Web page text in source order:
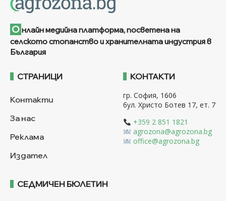
О нлайн медийна платформа, посветена на
селското стопанство и хранителната индустрия в
България
СТРАНИЦИ
Контакти
За нас
Реклама
Издател
КОНТАКТИ
гр. София, 1606
бул. Христо Ботев 17, ет. 7
+359 2 851 1821
agrozona@agrozona.bg
office@agrozona.bg
СЕДМИЧЕН БЮЛЕТИН